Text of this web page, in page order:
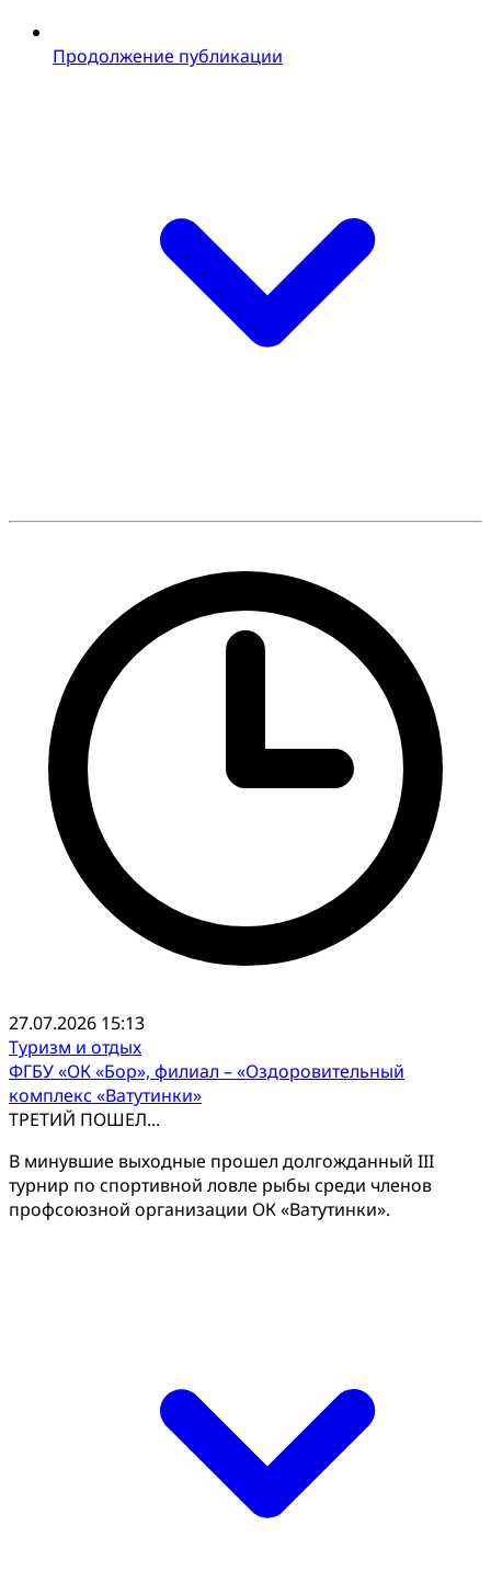
Продолжение публикации
27.07.2026 15:13
Туризм и отдых
ФГБУ «ОК «Бор», филиал – «Оздоровительный
комплекс «Ватутинки»
ТРЕТИЙ ПОШЕЛ...
В минувшие выходные прошел долгожданный III
турнир по спортивной ловле рыбы среди членов
профсоюзной организации ОК «Ватутинки».